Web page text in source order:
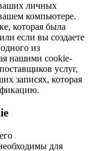
личных
компьютере.
которая была
если вы создаете
из
нашими cookie-
услуг,
записях, которая
для